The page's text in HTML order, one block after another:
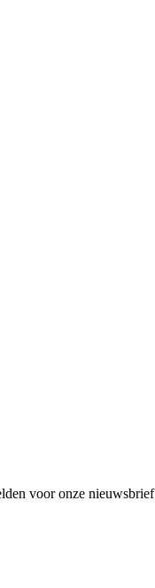
voor onze nieuwsbrief